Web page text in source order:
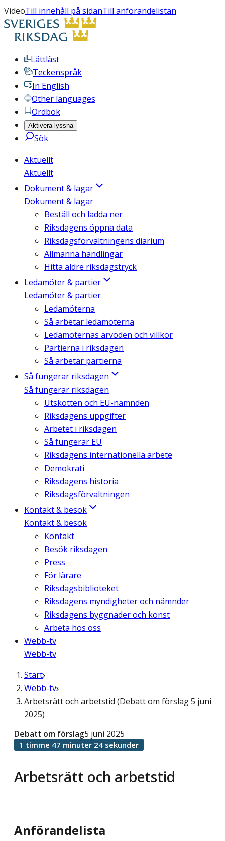
VideoTill innehåll på sidanTill anförandelistan
Lättläst
Teckenspråk
In English
Other languages
Ordbok
Aktivera lyssna
Sök
Aktuellt
Aktuellt
Dokument & lagar
Dokument & lagar
Beställ och ladda ner
Riksdagens öppna data
Riksdagsförvaltningens diarium
Allmänna handlingar
Hitta äldre riksdagstryck
Ledamöter & partier
Ledamöter & partier
Ledamöterna
Så arbetar ledamöterna
Ledamöternas arvoden och villkor
Partierna i riksdagen
Så arbetar partierna
Så fungerar riksdagen
Så fungerar riksdagen
Utskotten och EU-nämnden
Riksdagens uppgifter
Arbetet i riksdagen
Så fungerar EU
Riksdagens internationella arbete
Demokrati
Riksdagens historia
Riksdagsförvaltningen
Kontakt & besök
Kontakt & besök
Kontakt
Besök riksdagen
Press
För lärare
Riksdagsbiblioteket
Riksdagens myndigheter och nämnder
Riksdagens byggnader och konst
Arbeta hos oss
Webb-tv
Webb-tv
Start
Webb-tv
Arbetsrätt och arbetstid (Debatt om förslag 5 juni
2025)
Arbetsrätt och arbetstid
Debatt om förslag5 juni 2025
1 timme 47 minuter 24 sekunder
Anförandelista